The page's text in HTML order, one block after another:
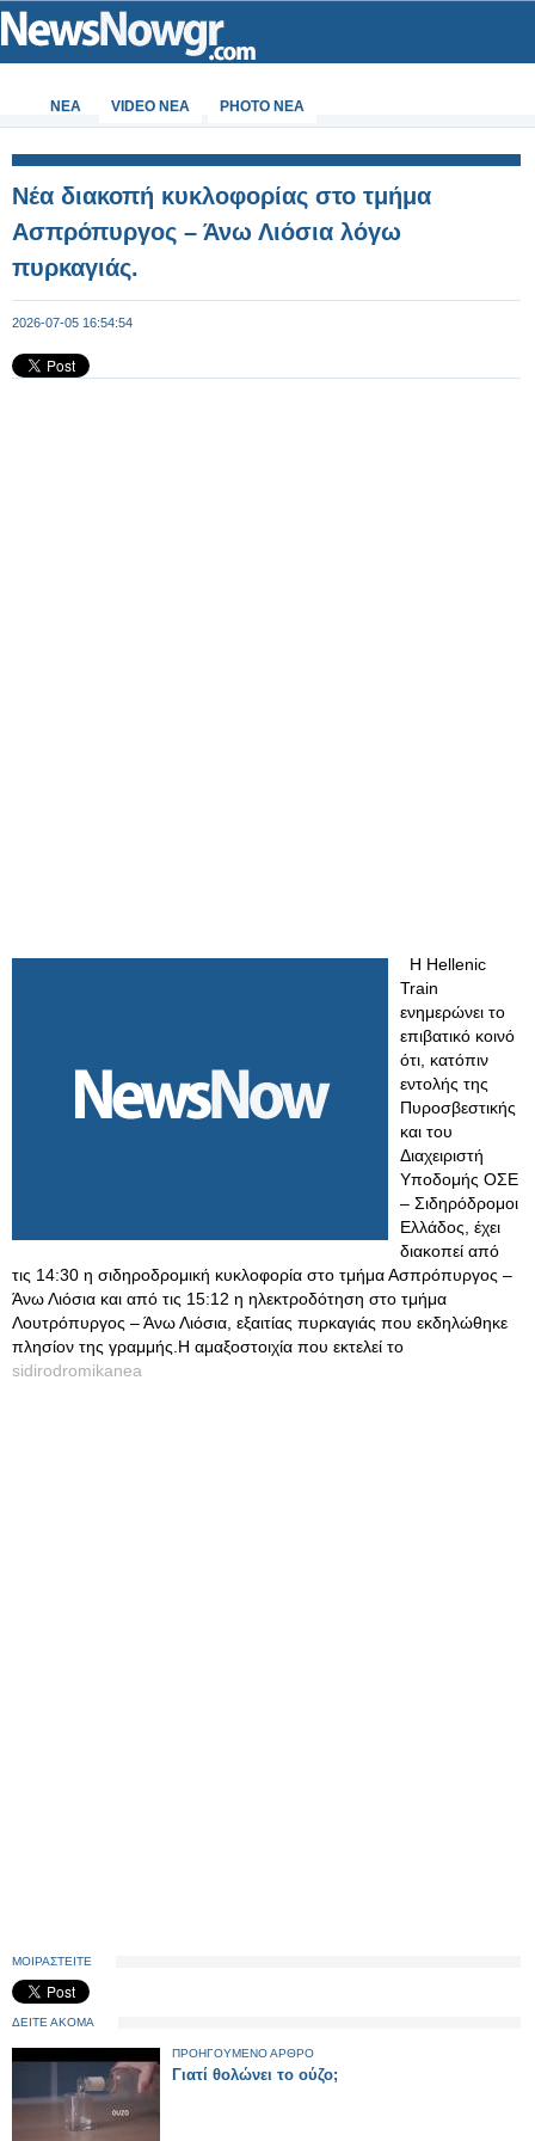
ΝΕΑ VIDEO NEA PHOTO NEA
Νέα διακοπή κυκλοφορίας στο τμήμα
Ασπρόπυργος – Άνω Λιόσια λόγω
πυρκαγιάς.
2026-07-05 16:54:54
Η Hellenic
Train
ενημερώνει το
επιβατικό κοινό
ότι, κατόπιν
εντολής της
Πυροσβεστικής
και του
Διαχειριστή
Υποδομής ΟΣΕ
– Σιδηρόδρομοι
Ελλάδος, έχει
διακοπεί από
τις 14:30 η σιδηροδρομική κυκλοφορία στο τμήμα Ασπρόπυργος –
Άνω Λιόσια και από τις 15:12 η ηλεκτροδότηση στο τμήμα
Λουτρόπυργος – Άνω Λιόσια, εξαιτίας πυρκαγιάς που εκδηλώθηκε
πλησίον της γραμμής.Η αμαξοστοιχία που εκτελεί το
sidirodromikanea
ΜΟΙΡΑΣΤΕΙΤΕ
ΔΕΙΤΕ ΑΚΟΜΑ
ΠΡΟΗΓΟΥΜΕΝΟ ΑΡΘΡΟ
Γιατί θολώνει το ούζο;